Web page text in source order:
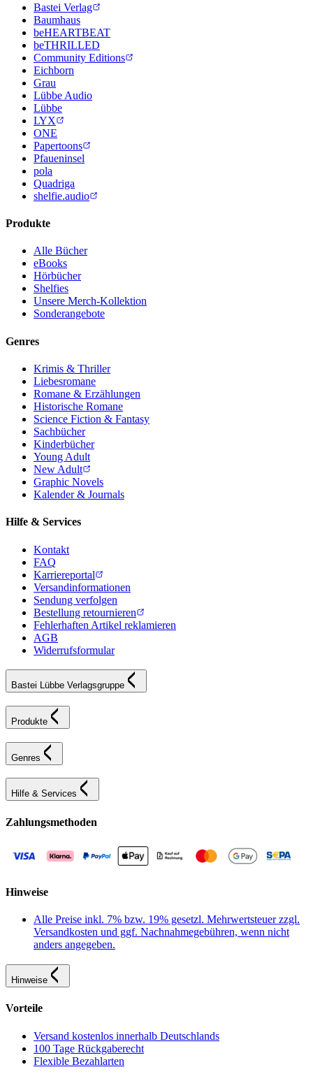
Bastei Verlag
Baumhaus
beHEARTBEAT
beTHRILLED
Community Editions
Eichborn
Grau
Lübbe Audio
Lübbe
LYX
ONE
Papertoons
Pfaueninsel
pola
Quadriga
shelfie.audio
Produkte
Alle Bücher
eBooks
Hörbücher
Shelfies
Unsere Merch-Kollektion
Sonderangebote
Genres
Krimis & Thriller
Liebesromane
Romane & Erzählungen
Historische Romane
Science Fiction & Fantasy
Sachbücher
Kinderbücher
Young Adult
New Adult
Graphic Novels
Kalender & Journals
Hilfe & Services
Kontakt
FAQ
Karriereportal
Versandinformationen
Sendung verfolgen
Bestellung retournieren
Fehlerhaften Artikel reklamieren
AGB
Widerrufsformular
Bastei Lübbe Verlagsgruppe
Produkte
Genres
Hilfe & Services
Zahlungsmethoden
Hinweise
Alle Preise inkl. 7% bzw. 19% gesetzl. Mehrwertsteuer zzgl.
Versandkosten und ggf. Nachnahmegebühren, wenn nicht
anders angegeben.
Hinweise
Vorteile
Versand kostenlos innerhalb Deutschlands
100 Tage Rückgaberecht
Flexible Bezahlarten